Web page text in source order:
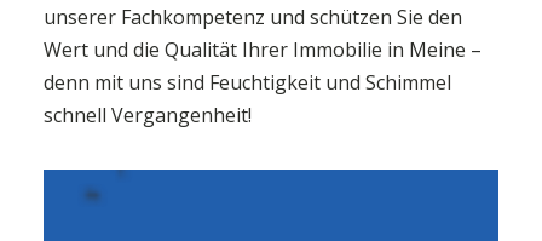
unserer Fachkompetenz und schützen Sie den
Wert und die Qualität Ihrer Immobilie in Meine –
denn mit uns sind Feuchtigkeit und Schimmel
schnell Vergangenheit!